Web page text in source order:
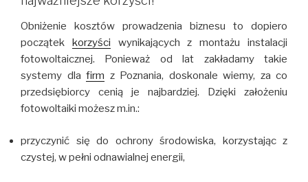
Obniżenie kosztów prowadzenia biznesu to dopiero
początek korzyści wynikających z montażu instalacji
fotowoltaicznej. Ponieważ od lat zakładamy takie
systemy dla firm z Poznania, doskonale wiemy, za co
przedsiębiorcy cenią je najbardziej. Dzięki założeniu
fotowoltaiki możesz m.in.:
przyczynić się do ochrony środowiska, korzystając z
czystej, w pełni odnawialnej energii,